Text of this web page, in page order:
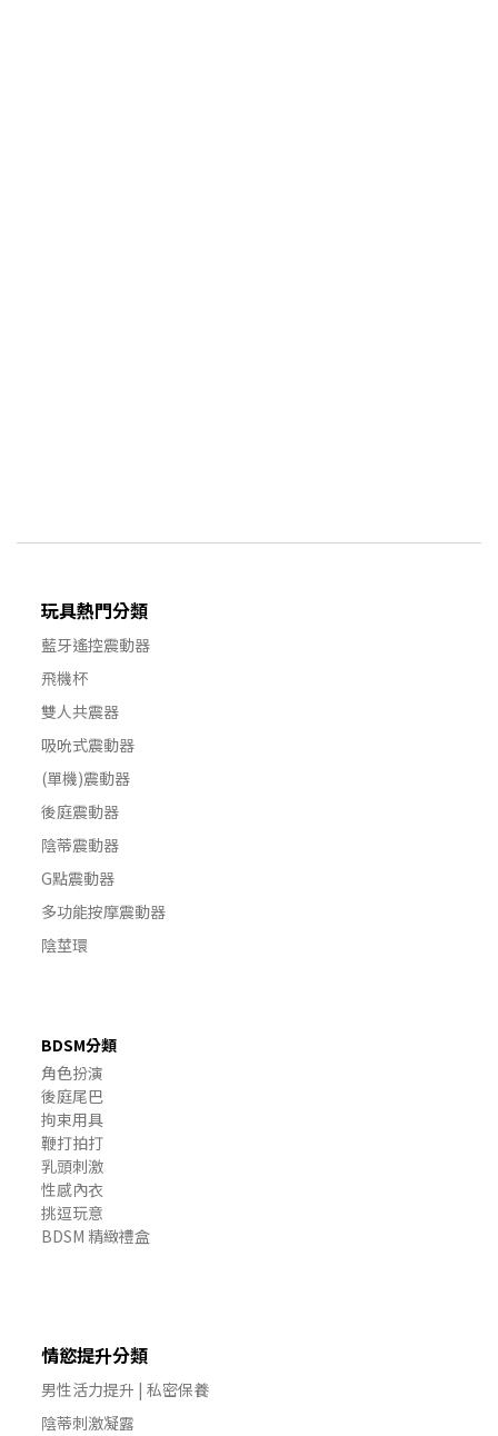
玩具熱門分類
藍牙遙控震動器
飛機杯
雙人共震器
吸吮式震動器
(單機)震動器
後庭震動器
陰蒂震動器
G點震動器
多功能按摩震動器
陰莖環
BDSM分類
角色扮演
後庭尾巴
拘束用具
鞭打拍打
乳頭刺激
性感內衣
挑逗玩意
BDSM 精緻禮盒
情慾提升分類
男性活力提升 | 私密保養
陰蒂刺激凝露